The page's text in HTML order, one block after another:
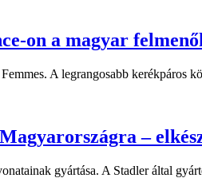
on a magyar
A legrangosabb kerékpáros
–
gyártása. A Stadler által